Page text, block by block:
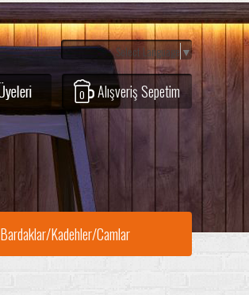
Alışveriş Sepetim
0
Select Language ▼
Bardaklar/Kadehler/Camlar